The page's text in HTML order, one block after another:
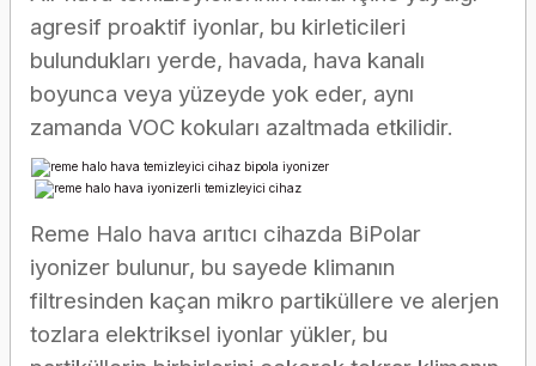
agresif proaktif iyonlar, bu kirleticileri
bulundukları yerde, havada, hava kanalı
boyunca veya yüzeyde yok eder, aynı
zamanda VOC kokuları azaltmada etkilidir.
Reme Halo hava arıtıcı cihazda BiPolar
iyonizer bulunur, bu sayede klimanın
filtresinden kaçan mikro partiküllere ve alerjen
tozlara elektriksel iyonlar yükler, bu